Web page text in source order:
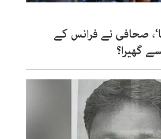
صحافی نے فرانس کے
گھیرا؟